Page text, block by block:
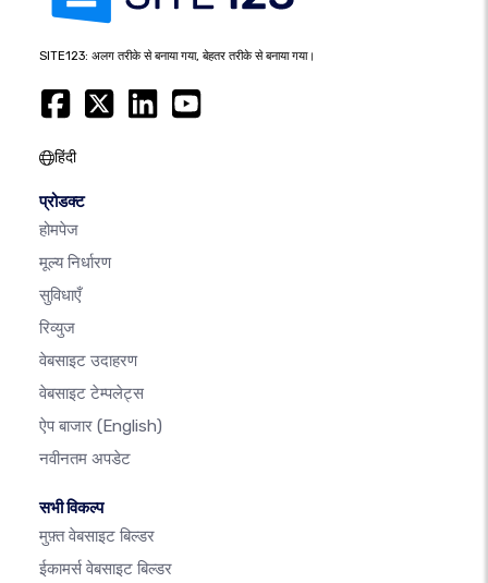
SITE123: अलग तरीके से बनाया गया, बेहतर तरीके से बनाया गया।
हिंदी
प्रोडक्ट
होमपेज
मूल्य निर्धारण
सुविधाएँ
रिव्युज
वेबसाइट उदाहरण
वेबसाइट टेम्पलेट्स
ऐप बाजार (English)
नवीनतम अपडेट
सभी विकल्प
मुफ़्त वेबसाइट बिल्डर
ईकामर्स वेबसाइट बिल्डर